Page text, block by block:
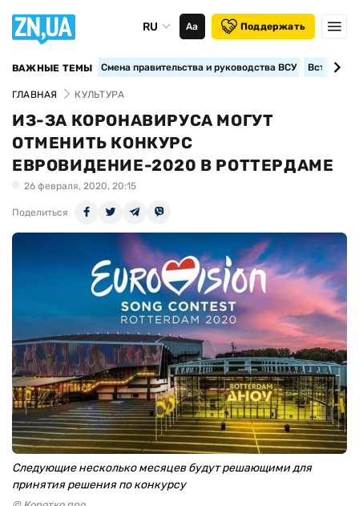
RU Аа Поддержать
ВАЖНЫЕ ТЕМЫ Смена правительства и руководства ВСУ
ГЛАВНАЯ КУЛЬТУРА
ИЗ-ЗА КОРОНАВИРУСА МОГУТ
ОТМЕНИТЬ КОНКУРС
ЕВРОВИДЕНИЕ-2020 В РОТТЕРДАМЕ
26 февраля, 2020, 20:15
Поделиться
Следующие несколько месяцев будут решающими для
принятия решения по конкурсу